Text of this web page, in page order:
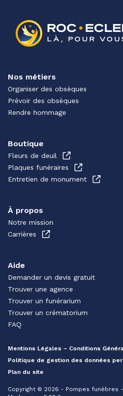
Nos métiers
Organiser des obsèques
Prévoir des obsèques
Rendre hommage
Boutique
Fleurs de deuil
Plaques funéraires
Entretien de monument
À propos
Notre mission
Carrières
Aide
Demander un devis gratuit
Trouver une agence
Trouver un funérarium
Trouver un crématorium
FAQ
Mentions Légales – Conditions
Politique de gestion des données
Plan du site
Copyright © 2026 - Pompes funèbres